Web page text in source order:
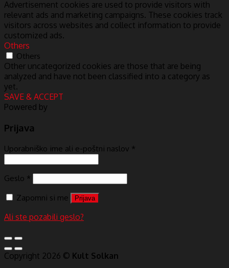
Advertisement cookies are used to provide visitors with
relevant ads and marketing campaigns. These cookies track
visitors across websites and collect information to provide
customized ads.
Others
Others
Other uncategorized cookies are those that are being
analyzed and have not been classified into a category as
yet.
SAVE & ACCEPT
Powered by
Prijava
Uporabniško ime ali e-poštni naslov *
Geslo *
Zapomni si me
Prijava
Ali ste pozabili geslo?
Copyright 2026 © Kult Solkan